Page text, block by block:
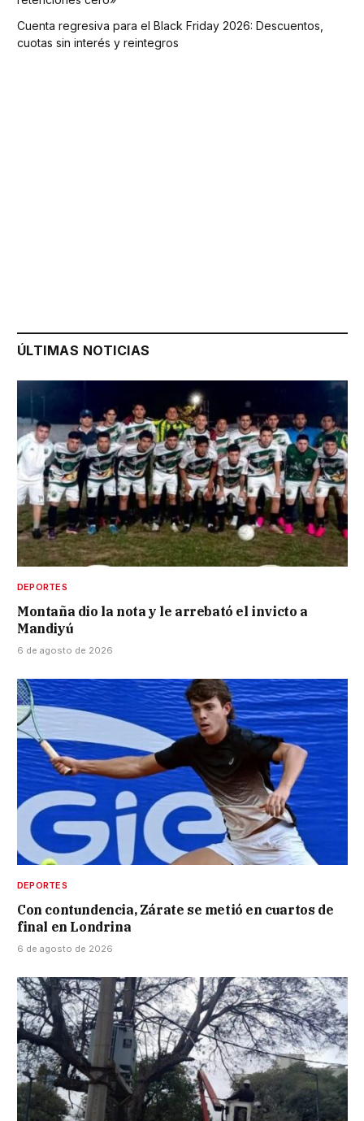
Cuenta regresiva para el Black Friday 2026: Descuentos,
cuotas sin interés y reintegros
ÚLTIMAS NOTICIAS
DEPORTES
Montaña dio la nota y le arrebató el invicto a
Mandiyú
6 de agosto de 2026
DEPORTES
Con contundencia, Zárate se metió en cuartos de
final en Londrina
6 de agosto de 2026